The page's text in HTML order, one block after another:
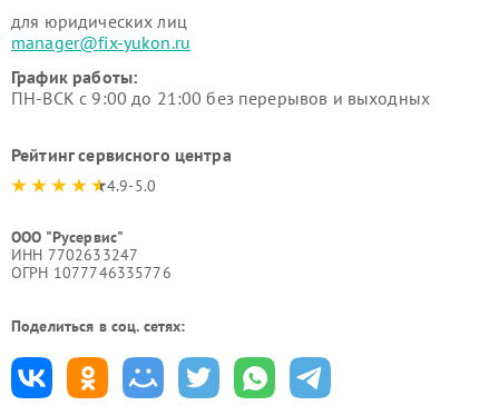
для юридических лиц
manager@fix-yukon.ru
График работы:
ПН-ВСК с 9:00 до 21:00 без перерывов и выходных
Рейтинг сервисного центра
4.9-5.0
ООО "Русервис"
ИНН 7702633247
ОГРН 1077746335776
Поделиться в соц. сетях: